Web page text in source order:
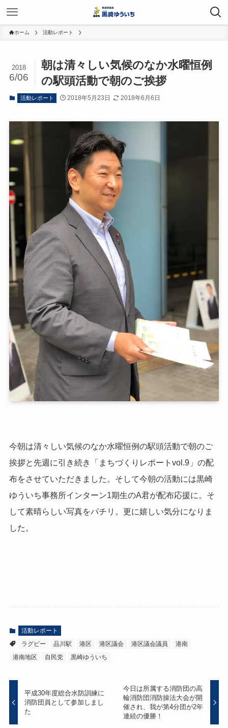
ホーム 活動レポート
朝は清々しい気候のなか水曜恒例
の駅頭活動で朝のご挨拶
2018
6/06
活動レポート 2018年5月23日 2018年6月6日
今朝は清々しい気候のなか水曜恒例の駅頭活動で朝のご
挨拶と先週に引き続き「まちづくりレポートvol.9」の配
布をさせていただきました。そして今朝の活動には黒崎
ゆういち事務所インターン1期生のA君が配布応援に。そ
して素晴らしい写真をパチリ。更に嬉しい気分になりま
した。
活動レポート
ラグビー
品川駅 港区 港区議会 港区議会議員
港南
港南地区
自民党 黒崎ゆういち
平成30年度総合水防訓練に
消防団員として参加しまし
た
今日は所属する消防団の高
輪消防団消防操法大会が開
催され、我が第4分団が2年
連続の優勝！